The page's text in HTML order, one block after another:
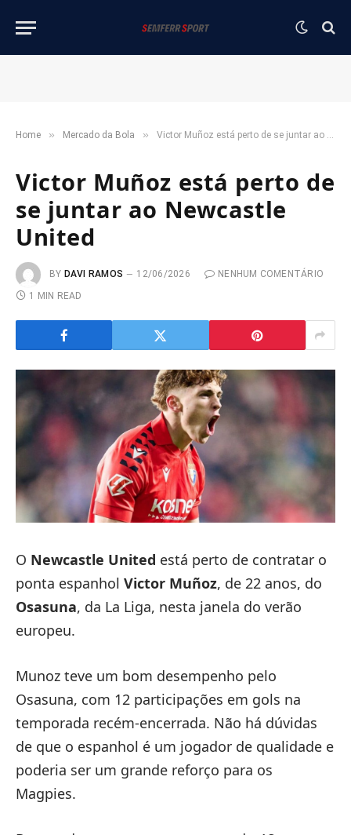
Home » Mercado da Bola » Victor Muñoz está perto de se juntar ao Newcastle United
Victor Muñoz está perto de
se juntar ao Newcastle
United
BY DAVI RAMOS 12/06/2026
NENHUM COMENTÁRIO
1 MIN READ
O Newcastle United está perto de contratar o
ponta espanhol Victor Muñoz, de 22 anos, do
Osasuna, da La Liga, nesta janela do verão
europeu.
Munoz teve um bom desempenho pelo
Osasuna, com 12 participações em gols na
temporada recém-encerrada. Não há dúvidas
de que o espanhol é um jogador de qualidade e
poderia ser um grande reforço para os
Magpies.